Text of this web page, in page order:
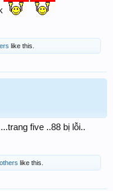
like this.
five ..88 bị lỗi..
like this.